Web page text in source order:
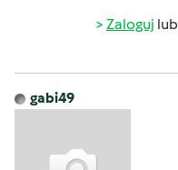
Zaloguj lub
gabi49